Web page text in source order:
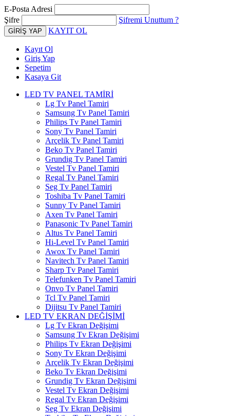
E-Posta Adresi
Şifre
Şifremi Unuttum ?
KAYIT OL
Kayıt Ol
Giriş Yap
Sepetim
Kasaya Git
LED TV PANEL TAMİRİ
Lg Tv Panel Tamiri
Samsung Tv Panel Tamiri
Philips Tv Panel Tamiri
Sony Tv Panel Tamiri
Arçelik Tv Panel Tamiri
Beko Tv Panel Tamiri
Grundig Tv Panel Tamiri
Vestel Tv Panel Tamiri
Regal Tv Panel Tamiri
Seg Tv Panel Tamiri
Toshiba Tv Panel Tamiri
Sunny Tv Panel Tamiri
Axen Tv Panel Tamiri
Panasonic Tv Panel Tamiri
Altus Tv Panel Tamiri
Hi-Level Tv Panel Tamiri
Awox Tv Panel Tamiri
Navitech Tv Panel Tamiri
Sharp Tv Panel Tamiri
Telefunken Tv Panel Tamiri
Onvo Tv Panel Tamiri
Tcl Tv Panel Tamiri
Dijitsu Tv Panel Tamiri
LED TV EKRAN DEĞİŞİMİ
Lg Tv Ekran Değişimi
Samsung Tv Ekran Değişimi
Philips Tv Ekran Değişimi
Sony Tv Ekran Değişimi
Arçelik Tv Ekran Değişimi
Beko Tv Ekran Değişimi
Grundig Tv Ekran Değişimi
Vestel Tv Ekran Değişimi
Regal Tv Ekran Değişimi
Seg Tv Ekran Değişimi